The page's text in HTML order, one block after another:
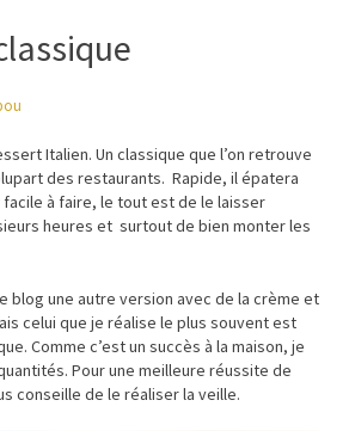
Italien. Un classique que l’on retrouve
des restaurants. Rapide, il épatera
à faire, le tout est de le laisser
heures et surtout de bien monter les
blog une autre version avec de la crème et
celui que je réalise le plus souvent est
Comme c’est un succès à la maison, je
Pour une meilleure réussite de
conseille de le réaliser la veille.